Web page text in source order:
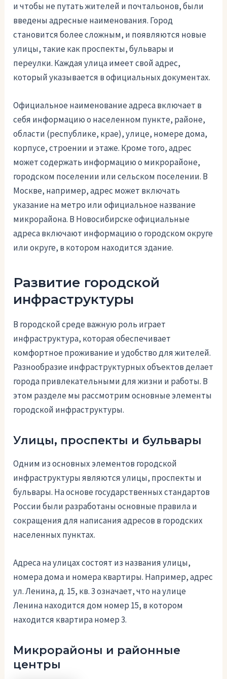
и чтобы не путать жителей и почтальонов, были
введены адресные наименования. Город
становится более сложным, и появляются новые
улицы, такие как проспекты, бульвары и
переулки. Каждая улица имеет свой адрес,
который указывается в официальных документах.
Официальное наименование адреса включает в
себя информацию о населенном пункте, районе,
области (республике, крае), улице, номере дома,
корпусе, строении и этаже. Кроме того, адрес
может содержать информацию о микрорайоне,
городском поселении или сельском поселении. В
Москве, например, адрес может включать
указание на метро или официальное название
микрорайона. В Новосибирске официальные
адреса включают информацию о городском округе
или округе, в котором находится здание.
Развитие городской
инфраструктуры
В городской среде важную роль играет
инфраструктура, которая обеспечивает
комфортное проживание и удобство для жителей.
Разнообразие инфраструктурных объектов делает
города привлекательными для жизни и работы. В
этом разделе мы рассмотрим основные элементы
городской инфраструктуры.
Улицы, проспекты и бульвары
Одним из основных элементов городской
инфраструктуры являются улицы, проспекты и
бульвары. На основе государственных стандартов
России были разработаны основные правила и
сокращения для написания адресов в городских
населенных пунктах.
Адреса на улицах состоят из названия улицы,
номера дома и номера квартиры. Например, адрес
ул. Ленина, д. 15, кв. 3 означает, что на улице
Ленина находится дом номер 15, в котором
находится квартира номер 3.
Микрорайоны и районные
центры